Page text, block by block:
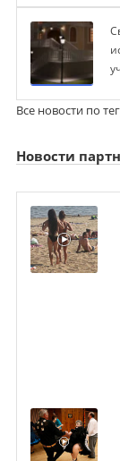
Все новости по
Новости